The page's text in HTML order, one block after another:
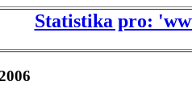
Statistika pro: